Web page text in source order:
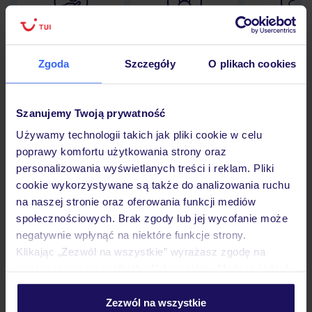
Zgoda Szczegóły O plikach cookies
Szanujemy Twoją prywatność
Używamy technologii takich jak pliki cookie w celu
poprawy komfortu użytkowania strony oraz
personalizowania wyświetlanych treści i reklam. Pliki
cookie wykorzystywane są także do analizowania ruchu
na naszej stronie oraz oferowania funkcji mediów
społecznościowych. Brak zgody lub jej wycofanie może
negatywnie wpłynąć na niektóre funkcje strony.
Klikając „Zezwól na wszystkie” wyrażasz zgodę na
personalizować swój wybór wchodząc w zakładkę
Zezwól na wszystkie
Lider niskich cen 30 lat w
Hotel
Pokoje
Wyżywienie
Atrakcje